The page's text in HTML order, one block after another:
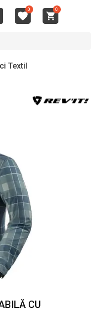
0 0
Textil
CU